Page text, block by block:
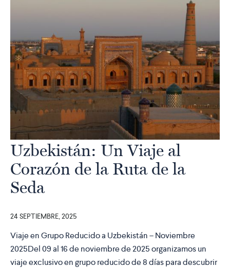
Uzbekistán: Un Viaje al
Corazón de la Ruta de la
Seda
24 SEPTIEMBRE, 2025
Viaje en Grupo Reducido a Uzbekistán – Noviembre
2025Del 09 al 16 de noviembre de 2025 organizamos un
viaje exclusivo en grupo reducido de 8 días para descubrir